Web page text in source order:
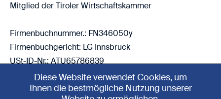
Mitglied der Tiroler Wirtschaftskammer
Firmenbuchnummer.: FN346050y
Firmenbuchgericht: LG Innsbruck
USt-ID-Nr.: ATU65786839
Diese Website verwendet Cookies, um
Ihnen die bestmögliche Nutzung unserer